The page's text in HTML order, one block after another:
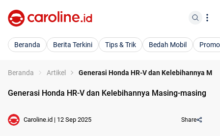
Beranda Berita Terkini Tips & Trik Bedah Mobil Promo
Beranda Artikel Generasi Honda HR-V dan Kelebihannya
Generasi Honda HR-V dan Kelebihannya Masing-masing
Caroline.id | 12 Sep 2025 Share